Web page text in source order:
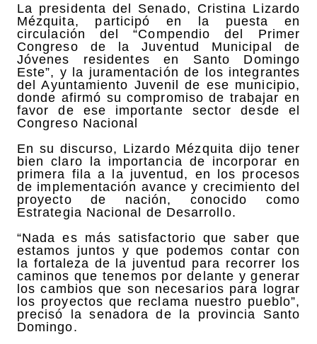
La presidenta del Senado, Cristina Lizardo
Mézquita, participó en la puesta en
circulación del “Compendio del Primer
Congreso de la Juventud Municipal de
Jóvenes residentes en Santo Domingo
Este”, y la juramentación de los integrantes
del Ayuntamiento Juvenil de ese municipio,
donde afirmó su compromiso de trabajar en
favor de ese importante sector desde el
Congreso Nacional
En su discurso, Lizardo Mézquita dijo tener
bien claro la importancia de incorporar en
primera fila a la juventud, en los procesos
de implementación avance y crecimiento del
proyecto de nación, conocido como
Estrategia Nacional de Desarrollo.
“Nada es más satisfactorio que saber que
estamos juntos y que podemos contar con
la fortaleza de la juventud para recorrer los
caminos que tenemos por delante y generar
los cambios que son necesarios para lograr
los proyectos que reclama nuestro pueblo”,
precisó la senadora de la provincia Santo
Domingo.